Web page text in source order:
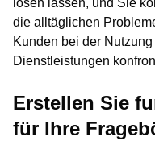
lösen lassen, und Sie
die alltäglichen
Kunden bei der
Dienstleistungen
Erstellen Sie
für Ihre